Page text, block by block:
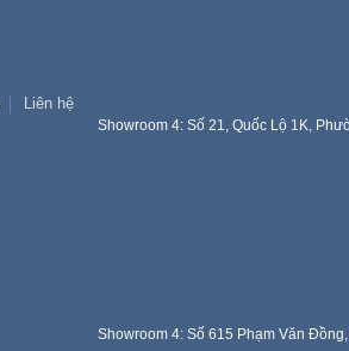
Liên hệ
Showroom 4: Số 21, Quốc Lộ 1K,
Showroom 4: Số 615 Phạm Văn